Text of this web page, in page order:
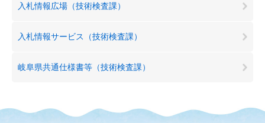
入札情報広場（技術検査課）
入札情報サービス（技術検査課）
岐阜県共通仕様書等（技術検査課）